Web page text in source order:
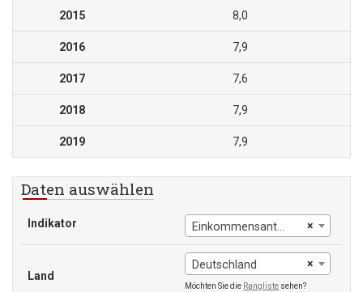
2015 8,0
2016 7,9
2017 7,6
2018 7,9
2019 7,9
Daten auswählen
Indikator ×
Einkommensanteil der unteren 20%
Land
×
Deutschland
Möchten Sie die Rangliste sehen?